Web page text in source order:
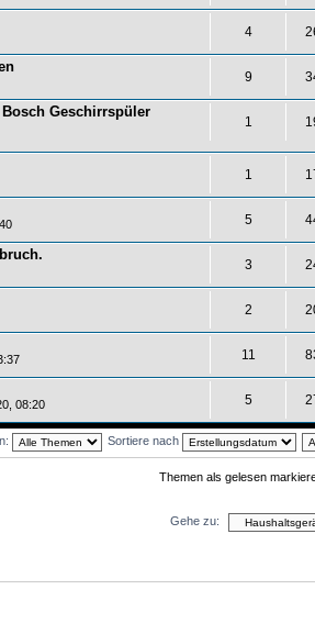
4
9
Geschirrspüler
1
1
5
3
2
11
08:20 5
Sortiere nach
Themen als gelesen
Gehe zu: